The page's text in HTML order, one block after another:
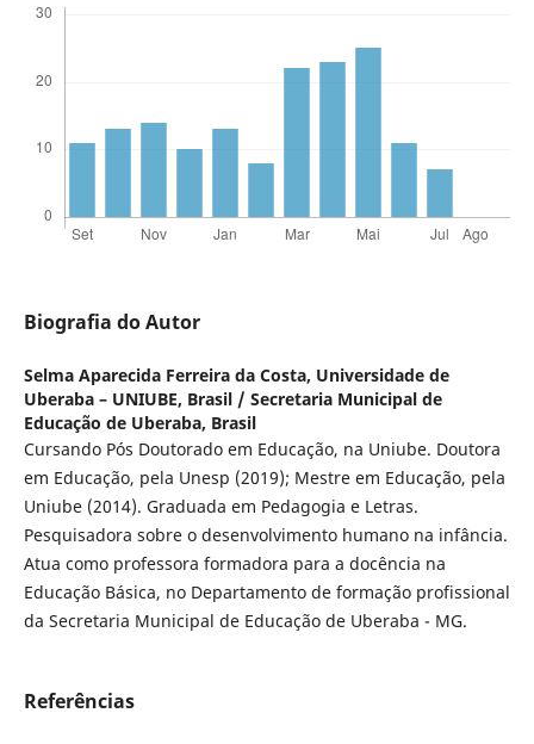
Biografia do Autor
Selma Aparecida Ferreira da Costa, Universidade de
Uberaba – UNIUBE, Brasil / Secretaria Municipal de
Educação de Uberaba, Brasil
Cursando Pós Doutorado em Educação, na Uniube. Doutora
em Educação, pela Unesp (2019); Mestre em Educação, pela
Uniube (2014). Graduada em Pedagogia e Letras.
Pesquisadora sobre o desenvolvimento humano na infância.
Atua como professora formadora para a docência na
Educação Básica, no Departamento de formação profissional
da Secretaria Municipal de Educação de Uberaba - MG.
Referências